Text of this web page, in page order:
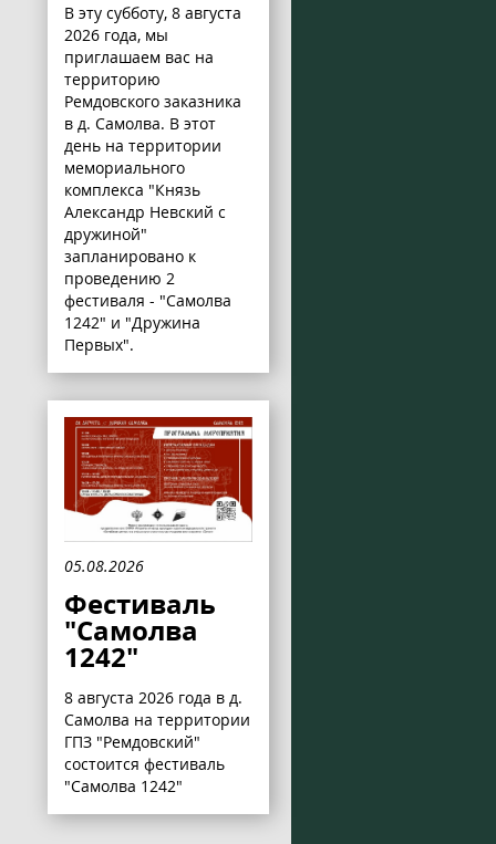
В эту субботу, 8 августа
2026 года, мы
приглашаем вас на
территорию
Ремдовского заказника
в д. Самолва. В этот
день на территории
мемориального
комплекса "Князь
Александр Невский с
дружиной"
запланировано к
проведению 2
фестиваля - "Самолва
1242" и "Дружина
Первых".
05.08.2026
Фестиваль
"Самолва
1242"
8 августа 2026 года в д.
Самолва на территории
ГПЗ "Ремдовский"
состоится фестиваль
"Самолва 1242"